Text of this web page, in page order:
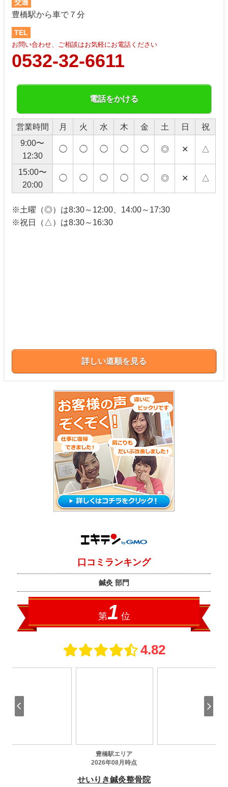
交通
豊橋駅から車で７分
TEL
お問い合わせ、ご相談はお気軽にお電話ください
0532-32-6611
電話をかける
営業時間 月 火 水 木 金 土 日
祝
9:00〜
12:30
◯ ◯ ◯ ◯ ◯ ◎ ✕ △
15:00〜
20:00
◯ ◯ ◯ ◯ ◯ ◎ ✕ △
※土曜（◎）は8:30～12:00、14:00～17:30
※祝日（△）は8:30～16:30
詳しい道順を見る